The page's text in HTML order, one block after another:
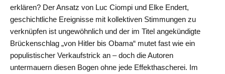
erklären? Der Ansatz von Luc Ciompi und Elke Endert,
geschichtliche Ereignisse mit kollektiven Stimmungen zu
verknüpfen ist ungewöhnlich und der im Titel angekündigte
Brückenschlag „von Hitler bis Obama“ mutet fast wie ein
populistischer Verkaufstrick an – doch die Autoren
untermauern diesen Bogen ohne jede Effekthascherei. Im